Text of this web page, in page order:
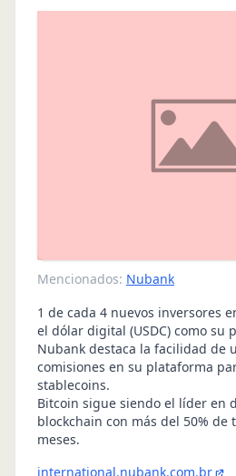
Mencionados: Nubank
1 de cada 4 nuevos inversores
el dólar digital (USDC) como su
Nubank destaca la facilidad de
comisiones en su plataforma
stablecoins.
Bitcoin sigue siendo el líder en
blockchain con más del 50% de
meses.
international.nubank.com.br